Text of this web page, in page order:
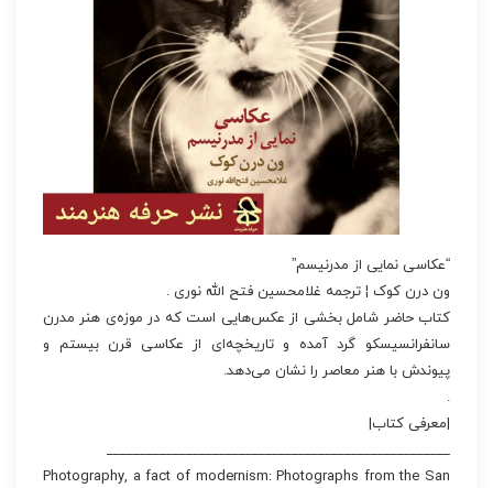
“عکاسی نمایی از مدرنیسم”
ون درن کوک ¦ ترجمه غلامحسین فتح الله نوری .
کتاب حاضر شامل بخشی از عکس‌هایی است که در موزه‌ی هنر مدرن
سانفرانسیسکو گرد آمده و تاریخچه‌ای از عکاسی قرن بیستم و
پیوندش با هنر معاصر را نشان می‌دهد.
.
|معرفی کتاب|
____________________________________________________
Photography, a fact of modernism: Photographs from the San